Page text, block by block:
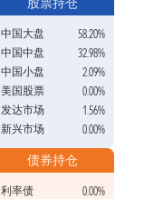
中国大盘
58.20%
中国中盘
32.98%
中国小盘
2.09%
美国股票
0.00%
发达市场
1.56%
新兴市场
0.00%
债券持仓
利率债
0.00%